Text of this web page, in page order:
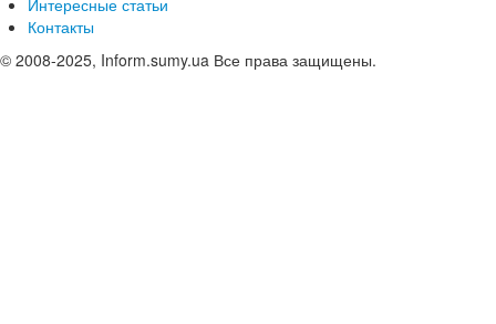
Интересные статьи
Контакты
© 2008-2025, Inform.sumy.ua Все права защищены.